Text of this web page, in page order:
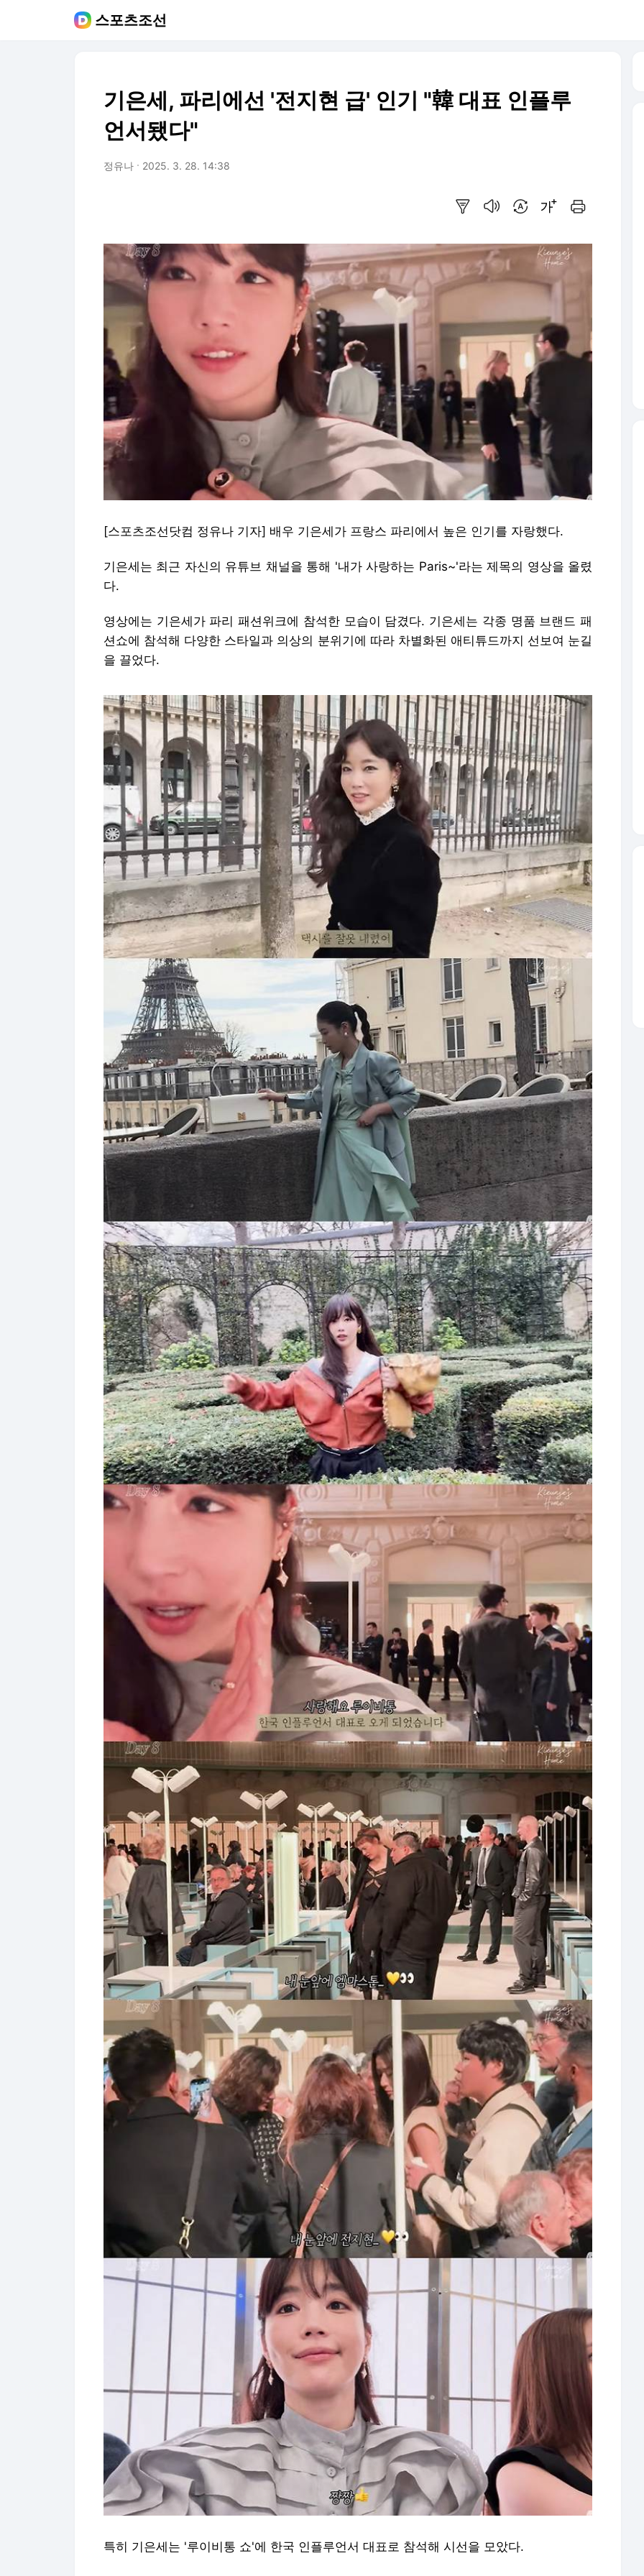
스포츠조선
기은세, 파리에선 '전지현 급' 인기 "韓 대표 인플루
언서됐다"
정유나 2025. 3. 28. 14:38
[스포츠조선닷컴 정유나 기자] 배우 기은세가 프랑스 파리에서 높은 인기를 자랑했다.
기은세는 최근 자신의 유튜브 채널을 통해 '내가 사랑하는 Paris~'라는 제목의 영상을 올렸
다.
영상에는 기은세가 파리 패션위크에 참석한 모습이 담겼다. 기은세는 각종 명품 브랜드 패
션쇼에 참석해 다양한 스타일과 의상의 분위기에 따라 차별화된 애티튜드까지 선보여 눈길
을 끌었다.
특히 기은세는 '루이비통 쇼'에 한국 인플루언서 대표로 참석해 시선을 모았다.